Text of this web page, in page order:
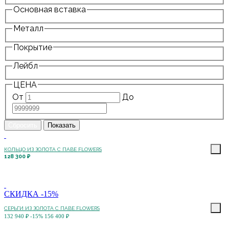
Основная вставка
Металл
Покрытие
Лейбл
ЦЕНА
От
До
КОЛЬЦО ИЗ ЗОЛОТА С ПАВЕ FLOWERS
128 300 ₽
СКИДКА -15%
СЕРЬГИ ИЗ ЗОЛОТА С ПАВЕ FLOWERS
132 940 ₽ -15% 156 400 ₽